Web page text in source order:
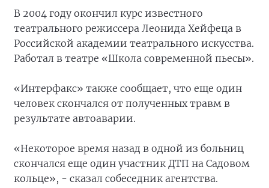
В 2004 году окончил курс известного
театрального режиссера Леонида Хейфеца в
Российской академии театрального искусства.
Работал в театре «Школа современной пьесы».
«Интерфакс» также сообщает, что еще один
человек скончался от полученных травм в
результате автоаварии.
«Некоторое время назад в одной из больниц
скончался еще один участник ДТП на Садовом
кольце», - сказал собеседник агентства.